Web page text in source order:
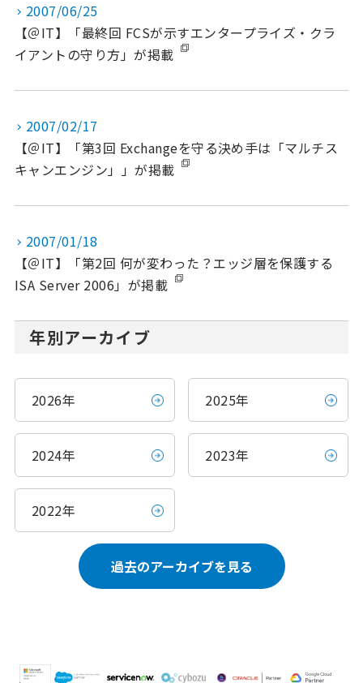
2007/06/25
【＠IT】「最終回 FCSが示すエンタープライズ・クラ
イアントの守り方」が掲載
2007/02/17
【＠IT】「第3回 Exchangeを守る決め手は「マルチス
キャンエンジン」」が掲載
2007/01/18
【＠IT】「第2回 何が変わった？エッジ層を保護する
ISA Server 2006」が掲載
年別アーカイブ
2026年 2025年
2024年 2023年
2022年
過去のアーカイブを見る